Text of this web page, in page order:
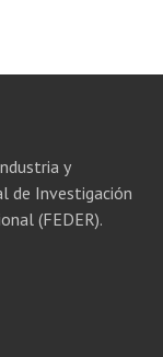
y
de Investigación
(FEDER).